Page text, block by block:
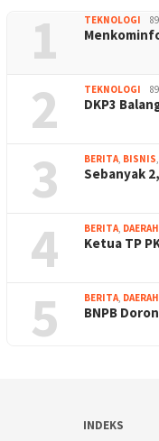
1 TEKNOLOGI
2 TEKNOLOGI
DKP3
3 BERITA, BISNIS,
Sebanyak
4 BERITA, DAERAH
Ketua TP
5 BERITA, DAERAH
BNPB
INDEKS